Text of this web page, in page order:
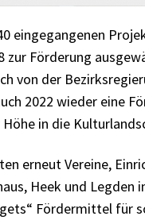
eingegangenen
zur Förderung
von der
2022 wieder eine
in die
erneut Vereine,
Heek und Legden
Fördermittel für